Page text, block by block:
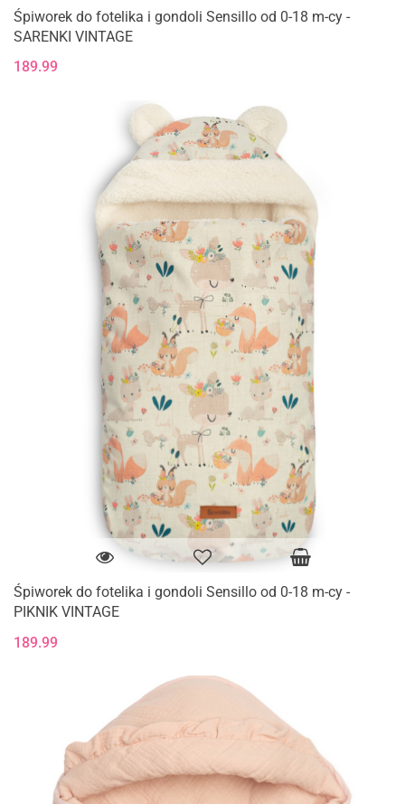
Śpiworek do fotelika i gondoli Sensillo od 0-18 m-cy -
SARENKI VINTAGE
189.99
Śpiworek do fotelika i gondoli Sensillo od 0-18 m-cy -
PIKNIK VINTAGE
189.99